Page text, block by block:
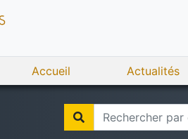
Accueil Actualités